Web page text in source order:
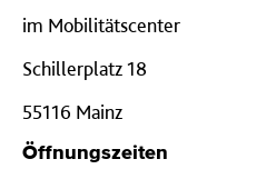
im Mobilitätscenter
Schillerplatz 18
55116 Mainz
Öffnungszeiten